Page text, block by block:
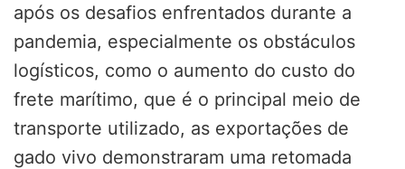
após os desafios enfrentados durante a
pandemia, especialmente os obstáculos
logísticos, como o aumento do custo do
frete marítimo, que é o principal meio de
transporte utilizado, as exportações de
gado vivo demonstraram uma retomada